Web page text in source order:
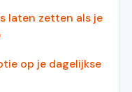
laten zetten als je
op je dagelijkse